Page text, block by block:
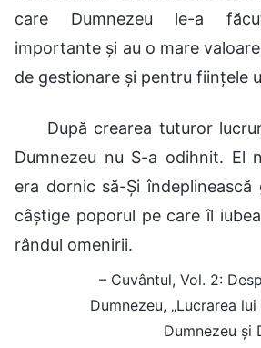
care Dumnezeu le-a
importante și au o mare
de gestionare și pentru ființele
După crearea tuturor
Dumnezeu nu S-a odihnit. El
era dornic să-Și îndeplinească
câștige poporul pe care îl
rândul omenirii.
– Cuvântul, Vol. 2:
Dumnezeu, „Lucrarea
Dumnezeu și